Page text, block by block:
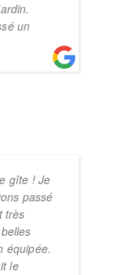
un
gîte ! Je
passé
très
équipée.
le